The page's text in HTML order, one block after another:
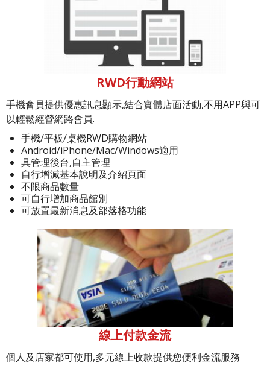
RWD行動網站
手機會員提供優惠訊息顯示,結合實體店面活動,不用APP與可
以輕鬆經營網路會員.
手機/平板/桌機RWD購物網站
Android/iPhone/Mac/Windows適用
具管理後台,自主管理
自行增減基本說明及介紹頁面
不限商品數量
可自行增加商品館別
可放置最新消息及部落格功能
線上付款金流
個人及店家都可使用,多元線上收款提供您便利金流服務